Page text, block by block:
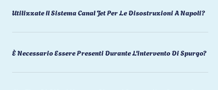
Utilizzate Il Sistema Canal Jet Per Le Disostruzioni A Napoli?
È Necessario Essere Presenti Durante L'intervento Di Spurgo?